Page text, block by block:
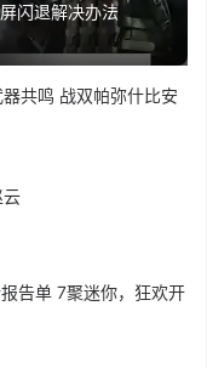
闪退解决办法
共鸣 战双帕弥什比安
云
，狂欢开